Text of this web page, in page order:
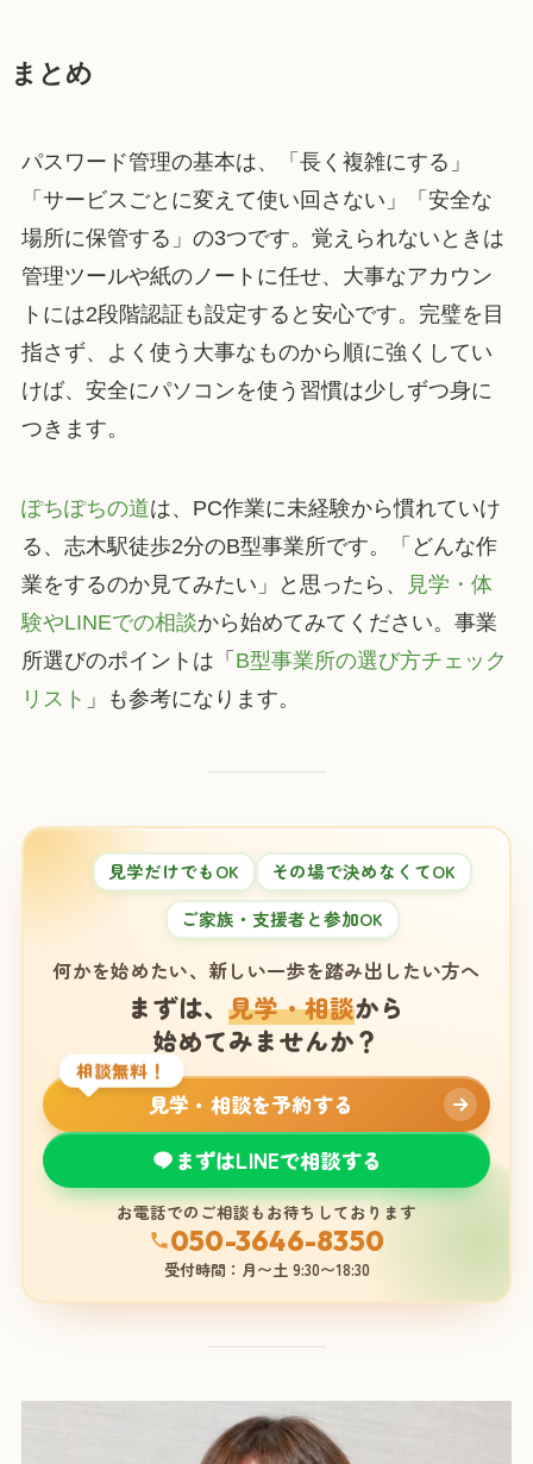
まとめ
パスワード管理の基本は、「長く複雑にする」
「サービスごとに変えて使い回さない」「安全な
場所に保管する」の3つです。覚えられないときは
管理ツールや紙のノートに任せ、大事なアカウン
トには2段階認証も設定すると安心です。完璧を目
指さず、よく使う大事なものから順に強くしてい
けば、安全にパソコンを使う習慣は少しずつ身に
つきます。
ぽちぽちの道は、PC作業に未経験から慣れていけ
る、志木駅徒歩2分のB型事業所です。「どんな作
業をするのか見てみたい」と思ったら、
見学・体
験やLINEでの相談から始めてみてください。事業
所選びのポイントは「 B型事業所の選び方チェック
リスト 」も参考になります。
見学だけでもOK
その場で決めなくてOK
ご家族・支援者と参加OK
何かを始めたい、新しい一歩を踏み出したい方へ
まずは、見学・相談から
始めてみませんか？
相談無料！
見学・相談を予約する
まずはLINEで相談する
お電話でのご相談もお待ちしております
050-3646-8350
受付時間：月〜土 9:30〜18:30